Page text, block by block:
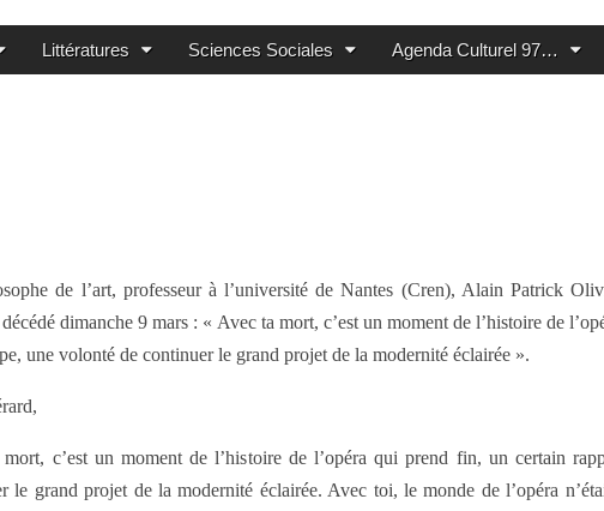
Littératures Sciences Sociales Agenda Culturel 97…
de l’art, professeur à l’université de Nantes (Cren), Alain Patrick
dimanche 9 mars : « Avec ta mort, c’est un moment de l’histoire de
une volonté de continuer le grand projet de la modernité éclairée ».
c’est un moment de l’histoire de l’opéra qui prend fin, un certain
le grand projet de la modernité éclairée. Avec toi, le monde de l’opéra